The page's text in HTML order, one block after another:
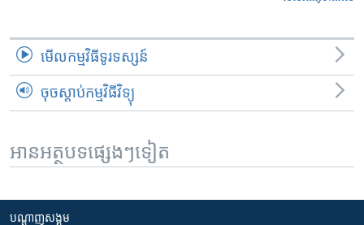
មើល​កម្មវិធី​ទូរទស្សន៍
ចុចស្តាប់កម្មវិធីវិទ្យុ
អានអត្ថបទផ្សេងៗទៀត
បណ្តាញ​សង្គម